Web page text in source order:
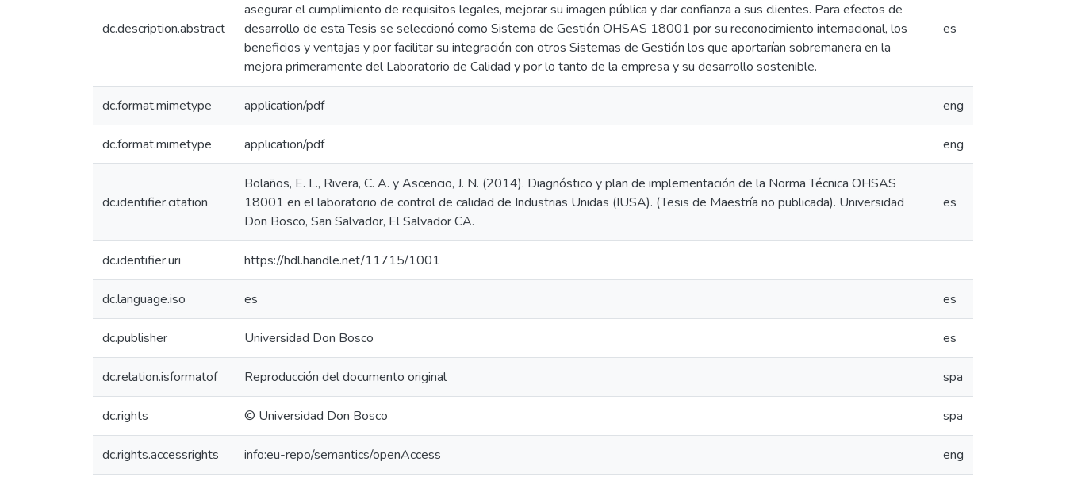
dc.description.abstract
asegurar el cumplimiento de requisitos legales, mejorar su imagen pública y dar confianza a sus clientes. Para efectos de
desarrollo de esta Tesis se seleccionó como Sistema de Gestión OHSAS 18001 por su reconocimiento internacional, los
beneficios y ventajas y por facilitar su integración con otros Sistemas de Gestión los que aportarían sobremanera en la
mejora primeramente del Laboratorio de Calidad y por lo tanto de la empresa y su desarrollo sostenible.
es
dc.format.mimetype application/pdf eng
dc.format.mimetype application/pdf eng
dc.identifier.citation
Bolaños, E. L., Rivera, C. A. y Ascencio, J. N. (2014). Diagnóstico y plan de implementación de la Norma Técnica OHSAS
18001 en el laboratorio de control de calidad de Industrias Unidas (IUSA). (Tesis de Maestría no publicada). Universidad
Don Bosco, San Salvador, El Salvador CA.
es
dc.identifier.uri https://hdl.handle.net/11715/1001
dc.language.iso es es
dc.publisher Universidad Don Bosco es
dc.relation.isformatof Reproducción del documento original spa
dc.rights © Universidad Don Bosco spa
dc.rights.accessrights info:eu-repo/semantics/openAccess eng